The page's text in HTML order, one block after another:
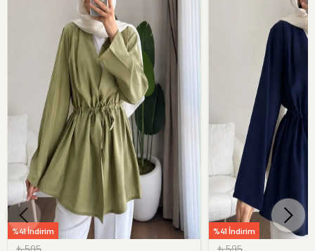
%41 İndirim
₺ 595
%41 İndirim
₺ 595